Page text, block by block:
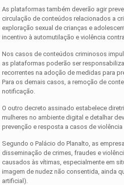
As plataformas também deverão agir
circulação de conteúdos relacionados a
exploração sexual de crianças e
incentivo à automutilação e violência
Nos casos de conteúdos criminosos
as plataformas poderão ser
recorrentes na adoção de medidas para
Para os demais casos, a remoção de
notificação.
O outro decreto assinado estabelece
mulheres no ambiente digital e detalhar
prevenção e resposta a casos de violência
Segundo o Palácio do Planalto, as
disseminação de crimes, fraudes e
causados às vítimas, especialmente em
imagem de nudez não consentida, ainda
artificial).